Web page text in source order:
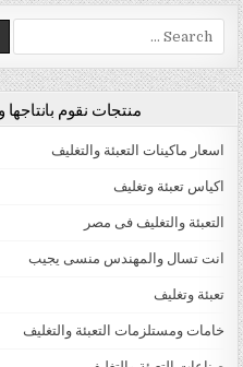
Search for:
منتجات نقوم
اسعار ماكينات التعبئة والتغليف
اكياس تعبئة وتغليف
التعبئة والتغليف فى مصر
انت تسال والمهندس منسى يجيب
تعبئة وتغليف
خامات ومستلزمات التعبئة والتغليف